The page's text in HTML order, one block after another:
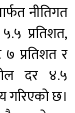
नीतिगत
प्रतिशत,
प्रतिशत र
दर ४.५
गरिएको छ।